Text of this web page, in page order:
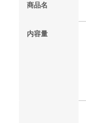
商品名
内容量